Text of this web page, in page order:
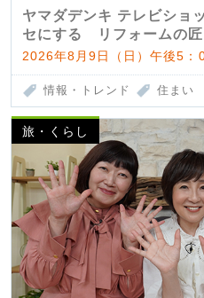
匠 第7弾
ヤマダデンキ テレビショ
セにする リフォームの匠
2026年8月9日（日）午後5：
情報・トレンド 住まい
旅・くらし